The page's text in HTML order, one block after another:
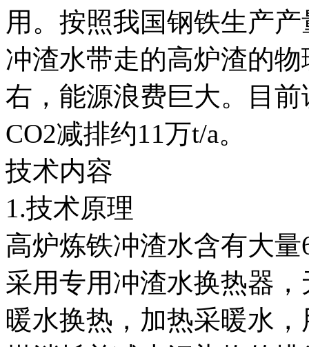
用。按照我国钢铁生产
冲渣水带走的高炉渣的
右，能源浪费巨大。目
CO2减排约11万t/a。
技术内容
1.技术原理
高炉炼铁冲渣水含有大
采用专用冲渣水换热器
暖水换热，加热采暖水